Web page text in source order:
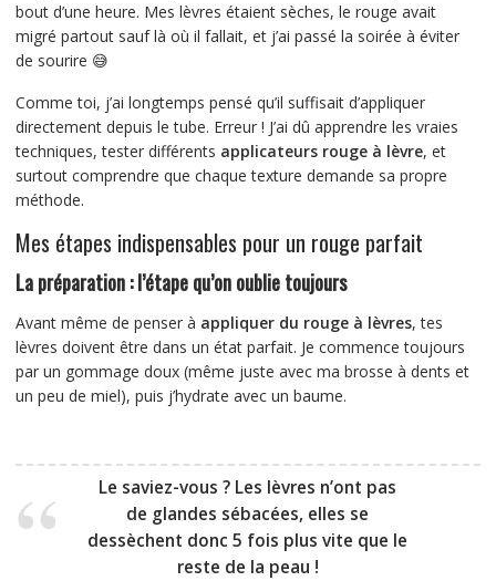
bout d’une heure. Mes lèvres étaient sèches, le rouge avait
migré partout sauf là où il fallait, et j’ai passé la soirée à éviter
de sourire 😅
Comme toi, j’ai longtemps pensé qu’il suffisait d’appliquer
directement depuis le tube. Erreur ! J’ai dû apprendre les vraies
techniques, tester différents applicateurs rouge à lèvre, et
surtout comprendre que chaque texture demande sa propre
méthode.
Mes étapes indispensables pour un rouge parfait
La préparation : l’étape qu’on oublie toujours
Avant même de penser à appliquer du rouge à lèvres, tes
lèvres doivent être dans un état parfait. Je commence toujours
par un gommage doux (même juste avec ma brosse à dents et
un peu de miel), puis j’hydrate avec un baume.
Le saviez-vous ? Les lèvres n’ont pas
de glandes sébacées, elles se
dessèchent donc 5 fois plus vite que le
reste de la peau !